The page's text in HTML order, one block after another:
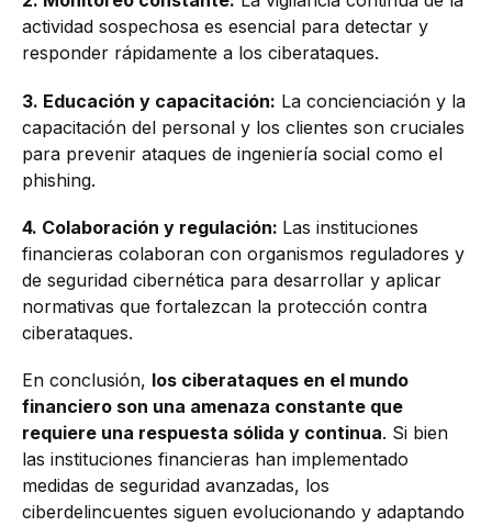
actividad sospechosa es esencial para detectar y
responder rápidamente a los ciberataques.
3. Educación y capacitación: La concienciación y la
capacitación del personal y los clientes son cruciales
para prevenir ataques de ingeniería social como el
phishing.
4. Colaboración y regulación: Las instituciones
financieras colaboran con organismos reguladores y
de seguridad cibernética para desarrollar y aplicar
normativas que fortalezcan la protección contra
ciberataques.
En conclusión, los ciberataques en el mundo
financiero son una amenaza constante que
requiere una respuesta sólida y continua. Si bien
las instituciones financieras han implementado
medidas de seguridad avanzadas, los
ciberdelincuentes siguen evolucionando y adaptando